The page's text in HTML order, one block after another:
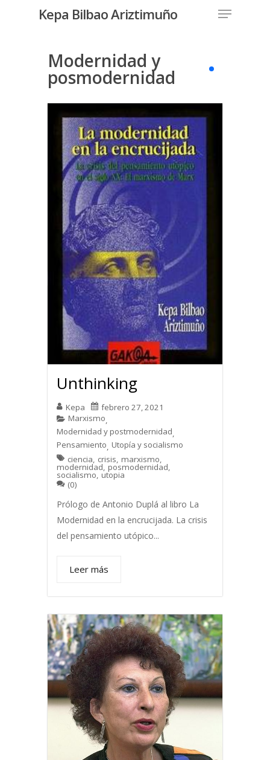
Kepa Bilbao Ariztimuño Menu
Modernidad y
posmodernidad
Unthinking
Kepa
febrero 27, 2021
Marxismo
Modernidad y postmodernidad
Pensamiento Utopía y socialismo
ciencia crisis marxismo
modernidad posmodernidad
socialismo utopia
(0)
Prólogo de Antonio Duplá al libro La
Modernidad en la encrucijada. La crisis
del pensamiento utópico...
Leer más